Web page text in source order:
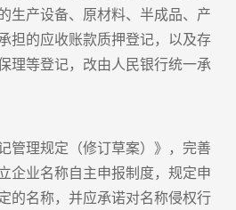
生产设备、原材料、半成品、产
担的应收账款质押登记，以及存
理等登记，改由人民银行统一承
管理规定（修订草案）》，完善
企业名称自主申报制度，规定申
的名称，并应承诺对名称侵权行